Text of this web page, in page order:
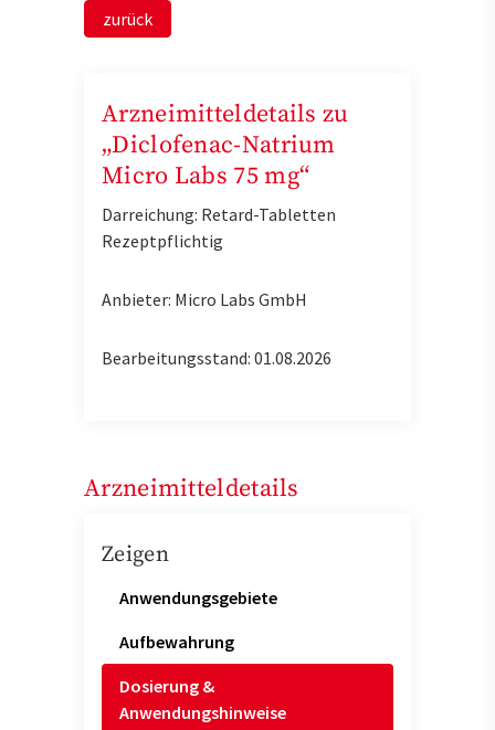
zurück
Arzneimitteldetails zu
„Diclofenac-Natrium
Micro Labs 75 mg“
Darreichung: Retard-Tabletten
Rezeptpflichtig
Anbieter: Micro Labs GmbH
Bearbeitungsstand: 01.08.2026
Arzneimitteldetails
Zeigen
Anwendungsgebiete
Aufbewahrung
Dosierung &
Anwendungshinweise